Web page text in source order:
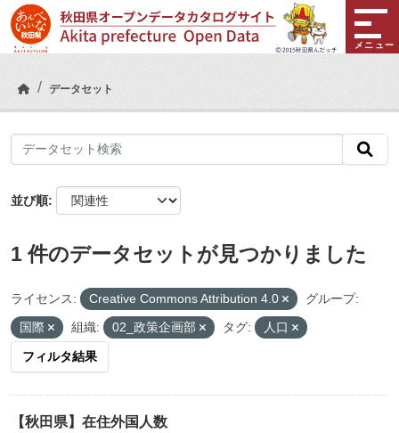
Skip to main content
メニュー
データセット
並び順
1 件のデータセットが見つかりました
ライセンス: Creative Commons Attribution 4.0
グループ:
国際
組織: 02_政策企画部 タグ: 人口
フィルタ結果
【秋田県】在住外国人数